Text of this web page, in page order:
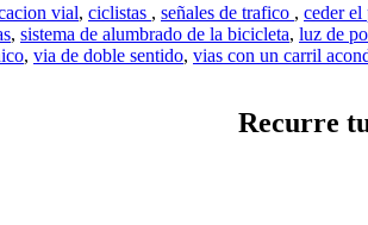
vial, ciclistas , señales de trafico , ceder el
, sistema de alumbrado de la bicicleta, luz de
, via de doble sentido, vias con un carril
Recurre